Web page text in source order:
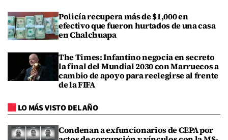
Policía recupera más de $1,000 en
efectivo que fueron hurtados de una casa
en Chalchuapa
The Times: Infantino negocia en secreto
la final del Mundial 2030 con Marruecos a
cambio de apoyo para reelegirse al frente
de la FIFA
LO MÁS VISTO DEL AÑO
Condenan a exfuncionarios de CEPA por